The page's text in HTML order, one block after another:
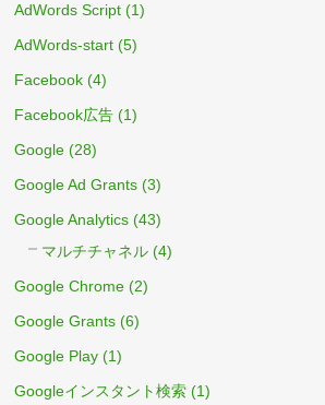
AdWords Script (1)
AdWords-start (5)
Facebook (4)
Facebook広告 (1)
Google (28)
Google Ad Grants (3)
Google Analytics (43)
マルチチャネル (4)
Google Chrome (2)
Google Grants (6)
Google Play (1)
Googleインスタント検索 (1)